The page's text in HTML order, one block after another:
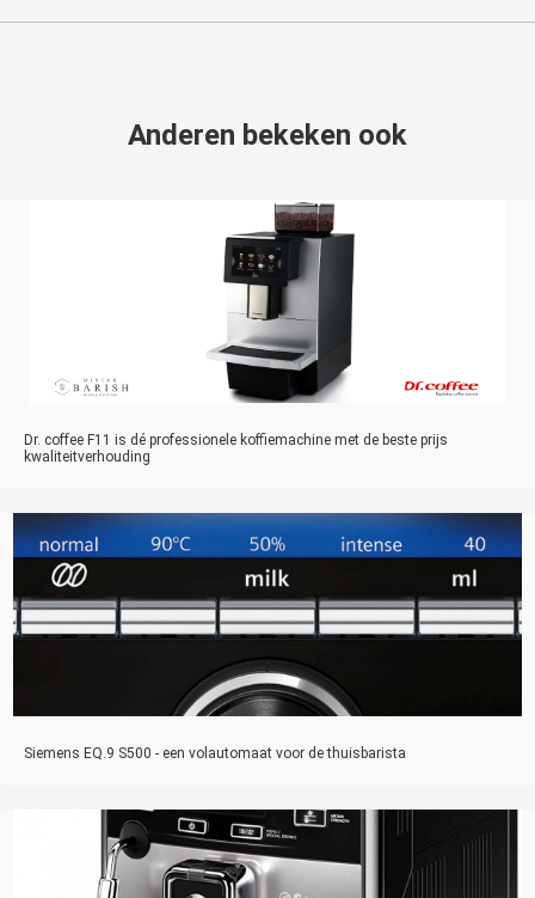
Anderen bekeken ook
Dr. coffee F11 is dé professionele koffiemachine met de beste prijs
kwaliteitverhouding
Siemens EQ.9 S500 - een volautomaat voor de thuisbarista